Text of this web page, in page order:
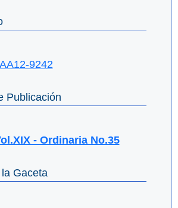
9242
Publicación
- Ordinaria No.35
Gaceta